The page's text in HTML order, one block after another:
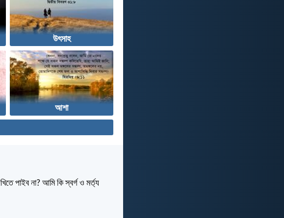
উৎসাহ
আশা
পাইব না? আমি কি স্বর্গ ও মর্ত্য